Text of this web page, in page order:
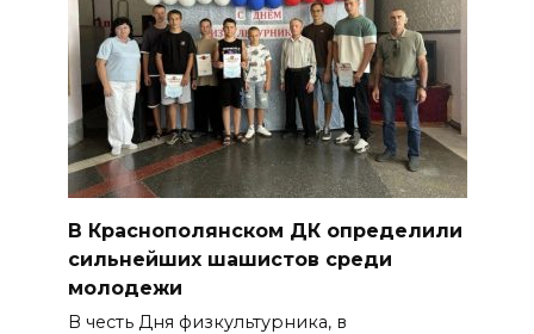
В Краснополянском ДК определили
сильнейших шашистов среди
молодежи
В честь Дня физкультурника, в